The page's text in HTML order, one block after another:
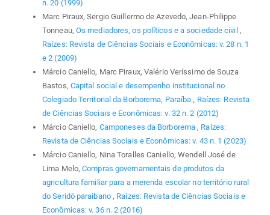
n. 20 (1999)
Marc Piraux, Sergio Guillermo de Azevedo, Jean-Philippe
Tonneau, Os mediadores, os políticos e a sociedade civil ,
Raízes: Revista de Ciências Sociais e Econômicas: v. 28 n. 1
e 2 (2009)
Márcio Caniello, Marc Piraux, Valério Veríssimo de Souza
Bastos, Capital social e desempenho institucional no
Colegiado Territorial da Borborema, Paraíba , Raízes: Revista
de Ciências Sociais e Econômicas: v. 32 n. 2 (2012)
Márcio Caniello, Camponeses da Borborema , Raízes:
Revista de Ciências Sociais e Econômicas: v. 43 n. 1 (2023)
Márcio Caniello, Nina Toralles Caniello, Wendell José de
Lima Melo,Compras governamentais de produtos da
agricultura familiar para a merenda escolar no território rural
do Seridó paraibano , Raízes: Revista de Ciências Sociais e
Econômicas: v. 36 n. 2 (2016)